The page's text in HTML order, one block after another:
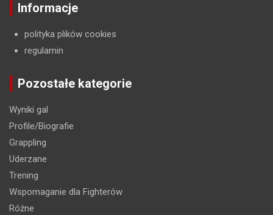
Informacje
polityka plików cookies
regulamin
Pozostałe kategorie
Wyniki gal
Profile/Biografie
Grappling
Uderzane
Trening
Wspomaganie dla Fighterów
Różne